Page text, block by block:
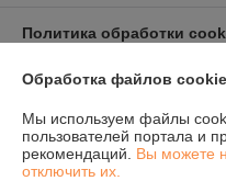
Политика обработки
Сайт создан на
Обработка файлов cookie
Мы используем файлы
пользователей портала и
рекомендаций. Вы можете
отключить их.